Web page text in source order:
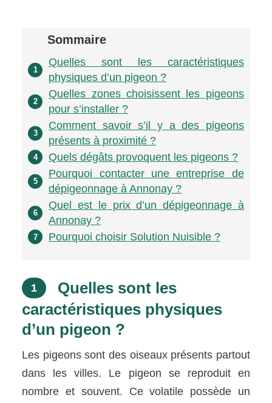
Sommaire
1
Quelles sont les caractéristiques
physiques d’un pigeon ?
2
Quelles zones choisissent les pigeons
pour s’installer ?
3
Comment savoir s’il y a des pigeons
présents à proximité ?
4 Quels dégâts provoquent les pigeons ?
5
Pourquoi contacter une entreprise de
dépigeonnage à Annonay ?
6
Quel est le prix d’un dépigeonnage à
Annonay ?
7 Pourquoi choisir Solution Nuisible ?
1
Quelles sont les
caractéristiques physiques
d’un pigeon ?
Les pigeons sont des oiseaux présents partout
dans les villes. Le pigeon se reproduit en
nombre et souvent. Ce volatile possède un